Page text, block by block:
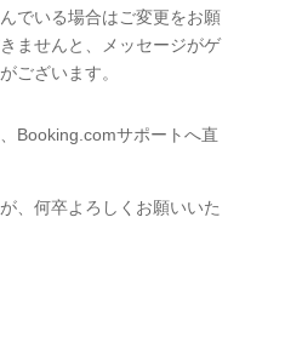
でいる場合はご変更をお願
ませんと、メッセージがゲ
ございます。
Booking.comサポートへ直
、何卒よろしくお願いいた